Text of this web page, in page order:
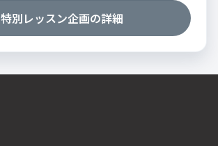
特別レッスン企画の詳細